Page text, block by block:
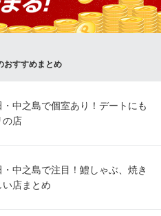
福島店
おすすめまとめ
・中之島で個室あり！デートにも
の店
・中之島で注目！鱧しゃぶ、焼き
い店まとめ